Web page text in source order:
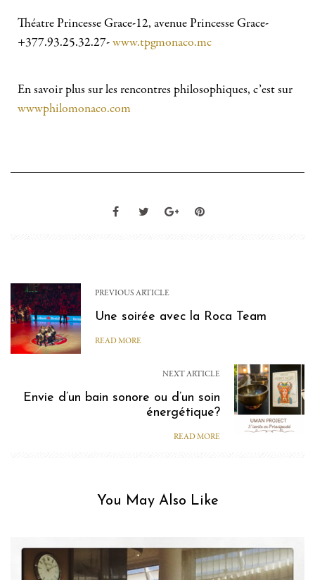
Théatre Princesse Grace-12, avenue Princesse Grace-
+377.93.25.32.27- www.tpgmonaco.mc
En savoir plus sur les rencontres philosophiques, c’est sur
wwwphilomonaco.com
PREVIOUS ARTICLE
Une soirée avec la Roca Team
READ MORE
NEXT ARTICLE
Envie d’un bain sonore ou d’un soin
énergétique?
READ MORE
You May Also Like